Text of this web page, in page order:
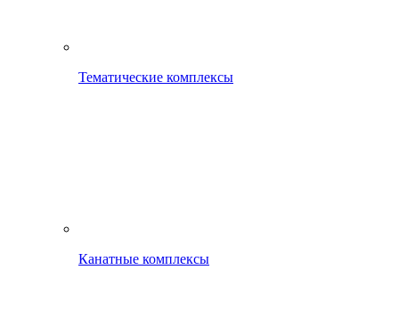
Тематические комплексы
Канатные комплексы